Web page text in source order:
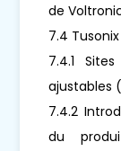
de
7.4 Tusonix
7.4.1
ajustables
7.4.2
du